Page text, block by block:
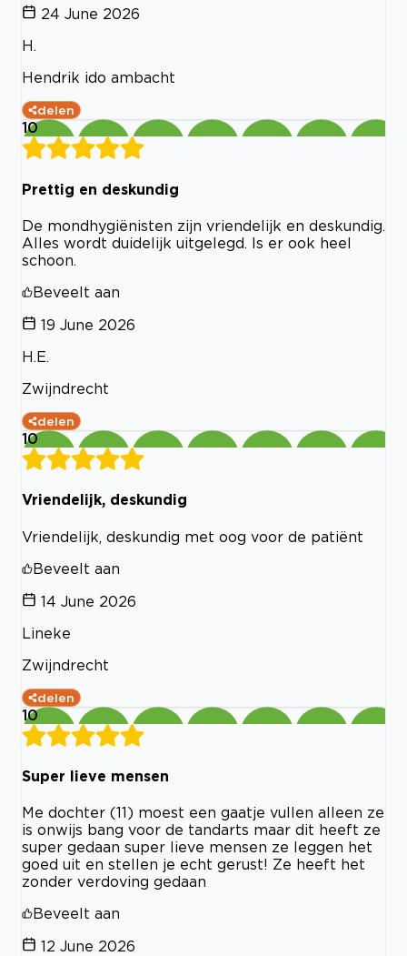
24 June 2026
H.
Hendrik ido ambacht
delen
10
Prettig en deskundig
De mondhygiënisten zijn vriendelijk en deskundig.
Alles wordt duidelijk uitgelegd. Is er ook heel
schoon.
Beveelt aan
19 June 2026
H.E.
Zwijndrecht
delen
10
Vriendelijk, deskundig
Vriendelijk, deskundig met oog voor de patiënt
Beveelt aan
14 June 2026
Lineke
Zwijndrecht
delen
10
Super lieve mensen
Me dochter (11) moest een gaatje vullen alleen ze
is onwijs bang voor de tandarts maar dit heeft ze
super gedaan super lieve mensen ze leggen het
goed uit en stellen je echt gerust! Ze heeft het
zonder verdoving gedaan
Beveelt aan
12 June 2026